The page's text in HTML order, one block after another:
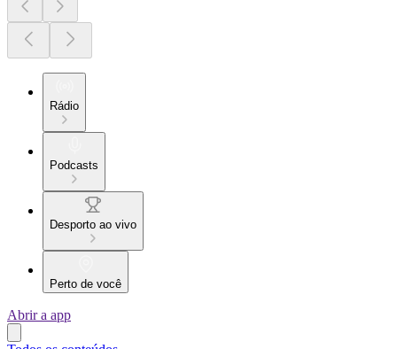
Rádio
Podcasts
Desporto ao vivo
Perto de você
Abrir a app